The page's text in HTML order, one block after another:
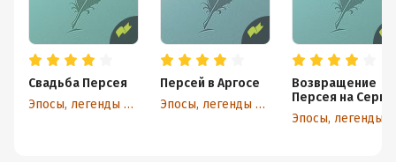
Свадьба Персея
Эпосы, легенды и сказания
Персей в Аргосе
Эпосы, легенды и сказания
Возвращение
Персея на Сериф